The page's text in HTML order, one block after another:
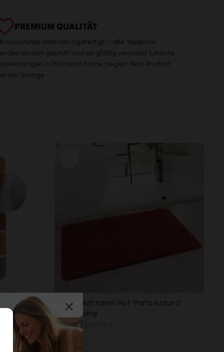
PREMIUM QUALITÄT
maschinell oder handgefertigt – alle Teppiche
einzeln geprüft und sorgfältig verpackt. Leichte
in Maß oder Farbe zeigen: Kein Produkt
der Stange.
Homie
Badteppich Kamin Rot "Porto Azzurro"
Homie Living
HOMIE LIVING
Ab €39,00